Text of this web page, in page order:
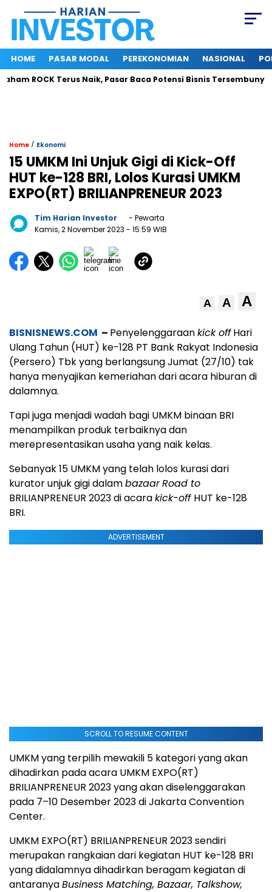
HOME PASAR MODAL PEREKONOMIAN NASIONAL
ROCK Terus Naik, Pasar Baca Potensi Bisnis Tersembunyi
Home / Ekonomi
15 UMKM Ini Unjuk Gigi di Kick-Off
HUT ke-128 BRI, Lolos Kurasi UMKM
EXPO(RT) BRILIANPRENEUR 2023
Tim Harian Investor
- Pewarta
Kamis, 2 November 2023 - 15:59 WIB
A A A
BISNISNEWS.COM – Penyelenggaraankick offHari
Ulang Tahun (HUT) ke-128 PT Bank Rakyat Indonesia
(Persero) Tbk yang berlangsung Jumat (27/10) tak
hanya menyajikan kemeriahan dari acara hiburan di
dalamnya.
Tapi juga menjadi wadah bagi UMKM binaan BRI
menampilkan produk terbaiknya dan
merepresentasikan usaha yang naik kelas.
Sebanyak 15 UMKM yang telah lolos kurasi dari
kurator unjuk gigi dalambazaarRoad to
BRILIANPRENEUR 2023 di acarakick-off HUT ke-128
BRI.
ADVERTISEMENT
SCROLL TO RESUME CONTENT
UMKM yang terpilih mewakili 5 kategori yang akan
dihadirkan pada acara UMKM EXPO(RT)
BRILIANPRENEUR 2023 yang akan diselenggarakan
pada 7–10 Desember 2023 di Jakarta Convention
Center.
UMKM EXPO(RT) BRILIANPRENEUR 2023 sendiri
merupakan rangkaian dari kegiatan HUT ke-128 BRI
yang didalamnya dihadirkan beragam kegiatan di
antaranyaBusiness Matching, Bazaar, Talkshow,